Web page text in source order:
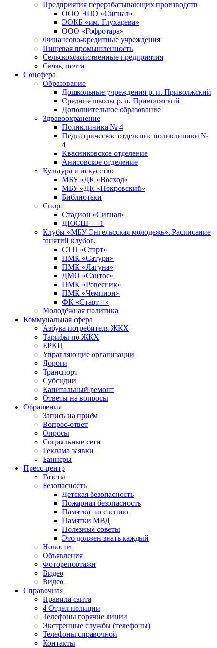
Предприятия перерабатывающих производств
ООО ЭПО «Сигнал»
ЭОКБ «им. Глухарева»
ООО «Гофротара»
Финансово-кредитные учреждения
Пищевая промышленность
Сельскохозяйственные предприятия
Связь, почта
Соцсфера
Образование
Дошкольные учреждения р. п. Приволжский
Средние школы р. п. Приволжский
Дополнительное образование
Здравоохранение
Поликлиника № 4
Педиатрическое отделение поликлиники №
4
Квасниковское отделение
Анисовское отделение
Культура и искусство
МБУ «ДК «Восход»
МБУ «ДК «Покровский»
Библиотеки
Спорт
Стадион «Сигнал»
ДЮСШ — 1
Клубы «МБУ Энгельсская молодежь». Расписание
занятий клубов.
СТЦ «Старт»
ПМК «Сатурн»
ПМК «Лагуна»
ДМО «Сантос»
ПМК «Ровесник»
ПМК «Чемпион»
ФК «Старт +»
Молодёжная политика
Коммунальная сфера
Азбука потребителя ЖКХ
Тарифы по ЖКХ
ЕРКЦ
Управляющие организации
Дороги
Транспорт
Субсидии
Капитальный ремонт
Ответы на вопросы
Обращения
Запись на приём
Вопрос-ответ
Опросы
Социальные сети
Реклама заявки
Баннеры
Пресс-центр
Газеты
Безопасность
Детская безопасность
Пожарная безопасность
Памятка населению
Памятки МВД
Полезные советы
Это должен знать каждый
Новости
Объявления
Фоторепортажи
Видео
Видео
Справочная
Правила сайта
4 Отдел полиции
Телефоны горячие линии
Экстренные службы (телефоны)
Телефоны справочной
Контакты